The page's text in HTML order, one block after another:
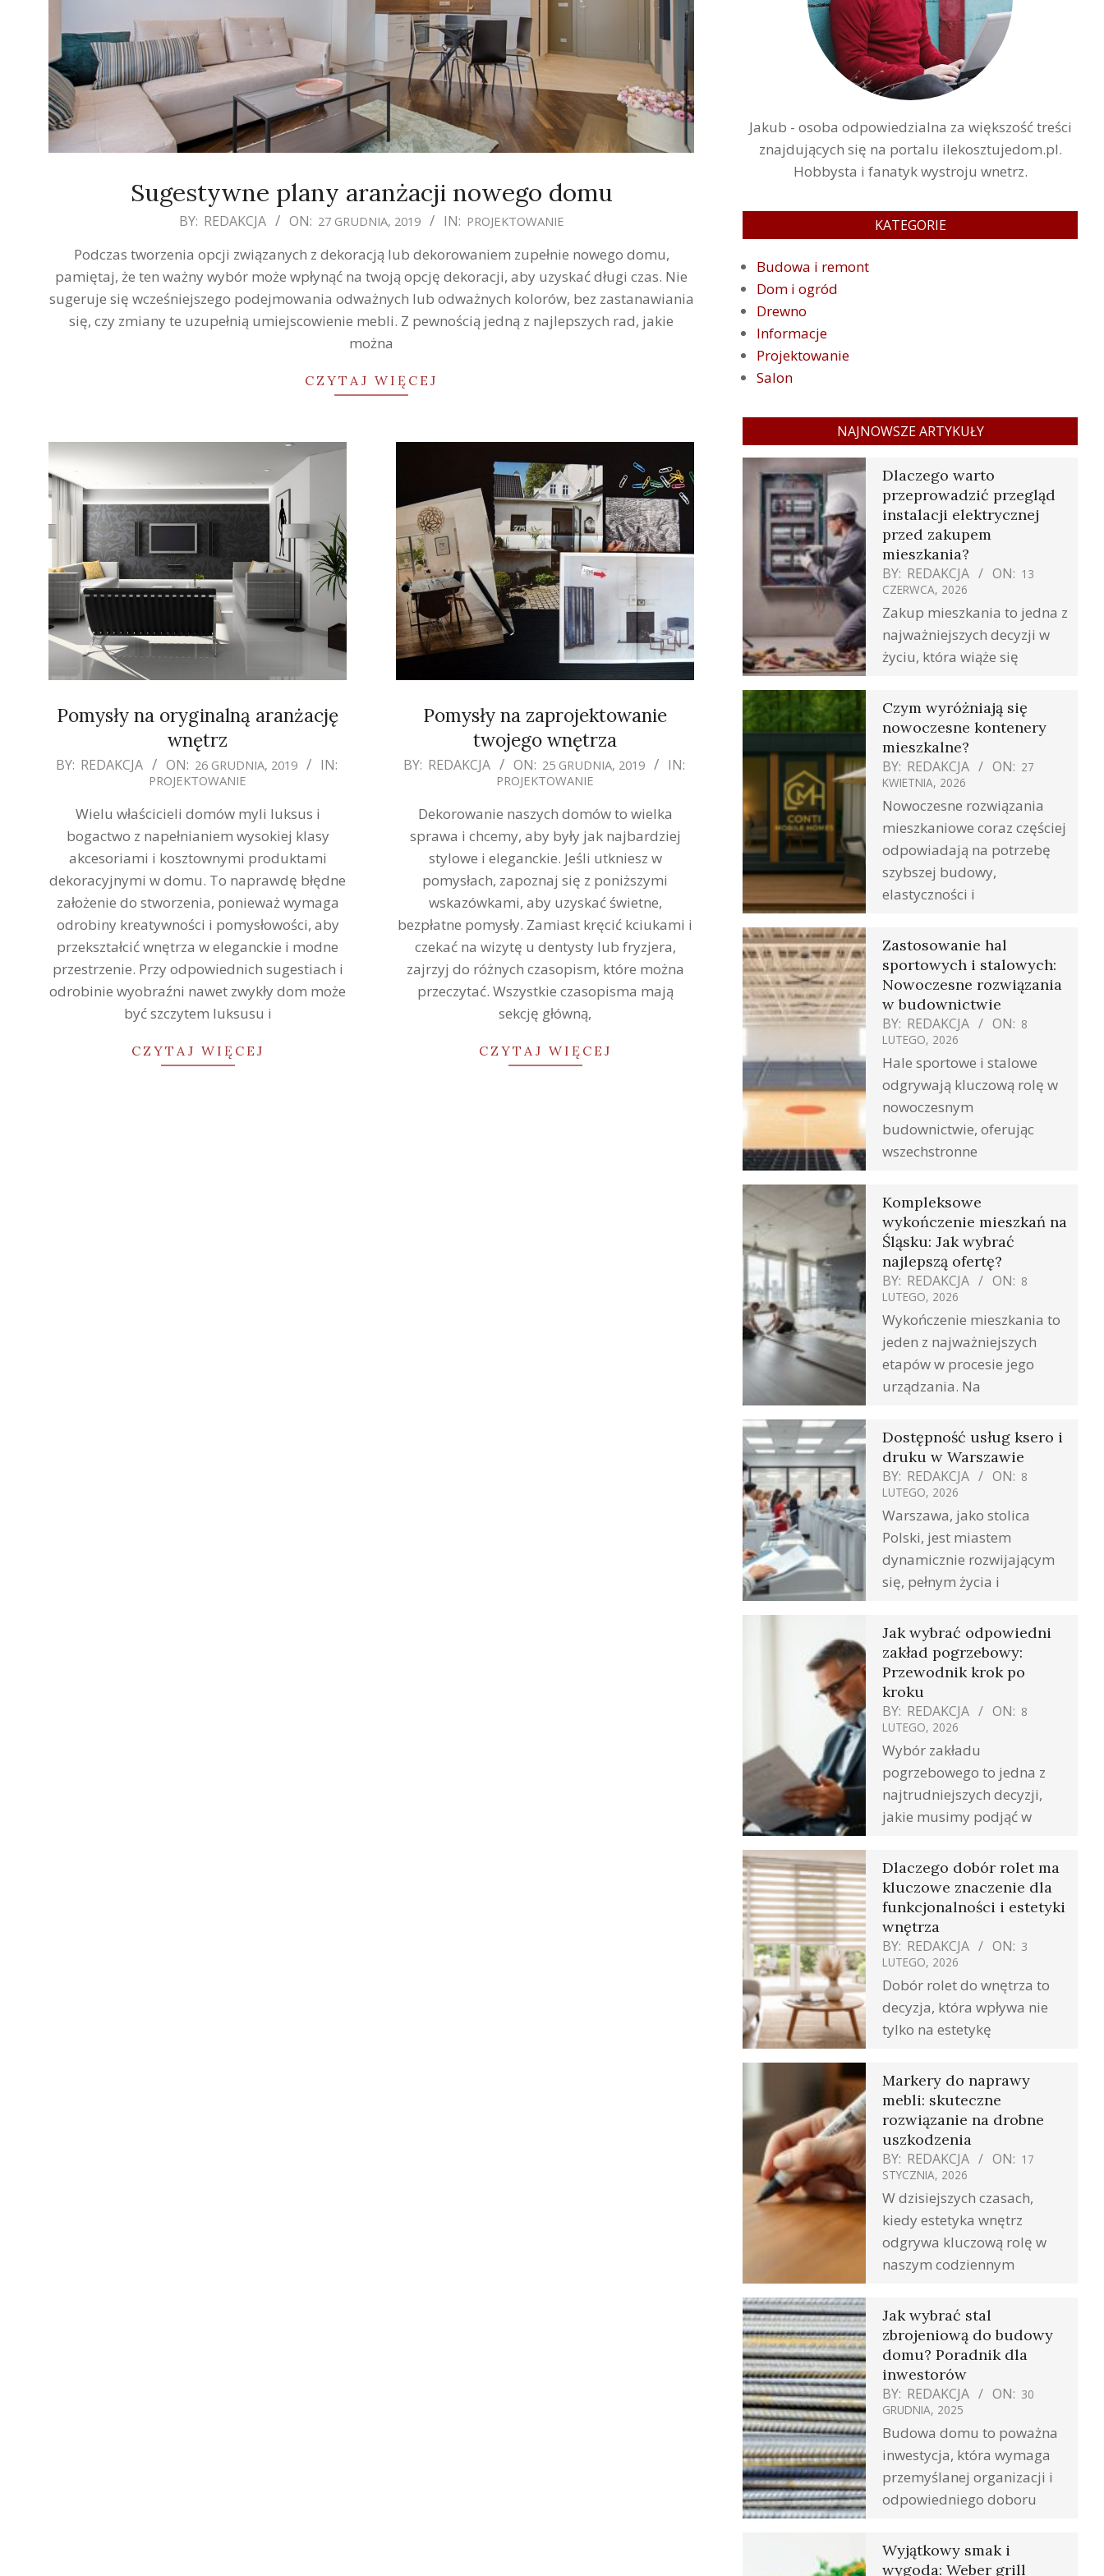
Sugestywne plany aranżacji nowego domu
BY: REDAKCJA ON: 27 GRUDNIA, 2019 IN: PROJEKTOWANIE
Podczas tworzenia opcji związanych z dekoracją lub dekorowaniem zupełnie nowego domu,
pamiętaj, że ten ważny wybór może wpłynąć na twoją opcję dekoracji, aby uzyskać długi czas. Nie
sugeruje się wcześniejszego podejmowania odważnych lub odważnych kolorów, bez zastanawiania
się, czy zmiany te uzupełnią umiejscowienie mebli. Z pewnością jedną z najlepszych rad, jakie
można
CZYTAJ WIĘCEJ
Pomysły na oryginalną aranżację
wnętrz
2019-
BY: REDAKCJA ON: 26 GRUDNIA, 2019 IN:
PROJEKTOWANIE
Wielu właścicieli domów myli luksus i
bogactwo z napełnianiem wysokiej klasy
akcesoriami i kosztownymi produktami
dekoracyjnymi w domu. To naprawdę błędne
założenie do stworzenia, ponieważ wymaga
odrobiny kreatywności i pomysłowości, aby
przekształcić wnętrza w eleganckie i modne
przestrzenie. Przy odpowiednich sugestiach i
odrobinie wyobraźni nawet zwykły dom może
być szczytem luksusu i
CZYTAJ WIĘCEJ
Pomysły na zaprojektowanie
twojego wnętrza
2019-
BY: REDAKCJA ON: 25 GRUDNIA, 2019 IN:
PROJEKTOWANIE
Dekorowanie naszych domów to wielka
sprawa i chcemy, aby były jak najbardziej
stylowe i eleganckie. Jeśli utkniesz w
pomysłach, zapoznaj się z poniższymi
wskazówkami, aby uzyskać świetne,
bezpłatne pomysły. Zamiast kręcić kciukami i
czekać na wizytę u dentysty lub fryzjera,
zajrzyj do różnych czasopism, które można
przeczytać. Wszystkie czasopisma mają
sekcję główną,
CZYTAJ WIĘCEJ
Jakub - osoba odpowiedzialna za większość treści
znajdujących się na portalu ilekosztujedom.pl.
Hobbysta i fanatyk wystroju wnetrz.
KATEGORIE
Budowa i remont
Dom i ogród
Drewno
Informacje
Projektowanie
Salon
NAJNOWSZE ARTYKUŁY
Dlaczego warto
przeprowadzić przegląd
instalacji elektrycznej
przed zakupem
mieszkania?
BY: REDAKCJA ON: 13
CZERWCA, 2026
Zakup mieszkania to jedna z
najważniejszych decyzji w
życiu, która wiąże się
Czym wyróżniają się
nowoczesne kontenery
mieszkalne?
BY: REDAKCJA ON: 27
KWIETNIA, 2026
Nowoczesne rozwiązania
mieszkaniowe coraz częściej
odpowiadają na potrzebę
szybszej budowy,
elastyczności i
Zastosowanie hal
sportowych i stalowych:
Nowoczesne rozwiązania
w budownictwie
BY: REDAKCJA ON: 8
LUTEGO, 2026
Hale sportowe i stalowe
odgrywają kluczową rolę w
nowoczesnym
budownictwie, oferując
wszechstronne
Kompleksowe
wykończenie mieszkań na
Śląsku: Jak wybrać
najlepszą ofertę?
BY: REDAKCJA ON: 8
LUTEGO, 2026
Wykończenie mieszkania to
jeden z najważniejszych
etapów w procesie jego
urządzania. Na
Dostępność usług ksero i
druku w Warszawie
BY: REDAKCJA ON: 8
LUTEGO, 2026
Warszawa, jako stolica
Polski, jest miastem
dynamicznie rozwijającym
się, pełnym życia i
Jak wybrać odpowiedni
zakład pogrzebowy:
Przewodnik krok po
kroku
BY: REDAKCJA ON: 8
LUTEGO, 2026
Wybór zakładu
pogrzebowego to jedna z
najtrudniejszych decyzji,
jakie musimy podjąć w
Dlaczego dobór rolet ma
kluczowe znaczenie dla
funkcjonalności i estetyki
wnętrza
BY: REDAKCJA ON: 3
LUTEGO, 2026
Dobór rolet do wnętrza to
decyzja, która wpływa nie
tylko na estetykę
Markery do naprawy
mebli: skuteczne
rozwiązanie na drobne
uszkodzenia
BY: REDAKCJA ON: 17
STYCZNIA, 2026
W dzisiejszych czasach,
kiedy estetyka wnętrz
odgrywa kluczową rolę w
naszym codziennym
Jak wybrać stal
zbrojeniową do budowy
domu? Poradnik dla
inwestorów
BY: REDAKCJA ON: 30
GRUDNIA, 2025
Budowa domu to poważna
inwestycja, która wymaga
przemyślanej organizacji i
odpowiedniego doboru
Wyjątkowy smak i
wygoda: Weber grill